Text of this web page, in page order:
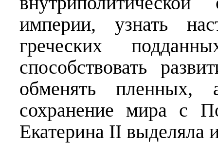
империи, узнать
греческих
способствовать
обменять пленных,
сохранение мира с
Екатерина II выделяла